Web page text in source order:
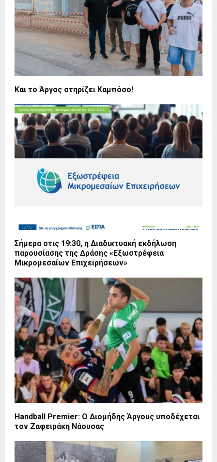
Και το Άργος στηρίζει Καμπόσο!
Σήμερα στις 19:30, η Διαδικτυακή εκδήλωση
παρουσίασης της Δράσης «Εξωστρέφεια
Μικρομεσαίων Επιχειρήσεων»
Handball Premier: Ο Διομήδης Άργους υποδέχεται
τον Ζαφειράκη Νάουσας